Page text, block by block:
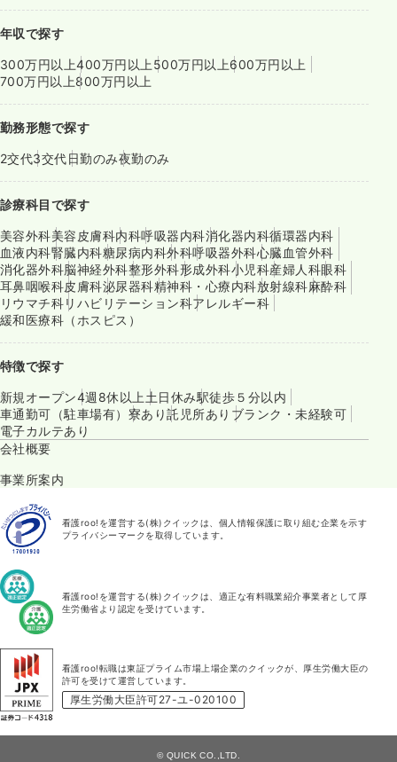
年収で探す
300万円以上400万円以上 500万円以上600万円以上
700万円以上800万円以上
勤務形態で探す
2交代3交代日勤のみ夜勤のみ
診療科目で探す
美容外科美容皮膚科内科呼吸器内科消化器内科循環器内科
血液内科腎臓内科糖尿病内科外科呼吸器外科心臓血管外科
消化器外科脳神経外科整形外科形成外科小児科産婦人科眼科
耳鼻咽喉科皮膚科泌尿器科精神科・心療内科放射線科麻酔科
リウマチ科リハビリテーション科アレルギー科
緩和医療科（ホスピス）
特徴で探す
新規オープン4週8休以上 土日休み駅徒歩５分以内
車通勤可（駐車場有） 寮あり託児所あり ブランク・未経験可
電子カルテあり
会社概要
事業所案内
看護roo!を運営する(株)クイックは、個人情報保護に取り組む企業を示す
プライバシーマークを取得しています。
看護roo!を運営する(株)クイックは、適正な有料職業紹介事業者として厚
生労働省より認定を受けています。
看護roo!転職は東証プライム市場上場企業のクイックが、厚生労働大臣の
許可を受けて運営しています。
厚生労働大臣許可27-ユ-020100
© QUICK CO.,LTD.